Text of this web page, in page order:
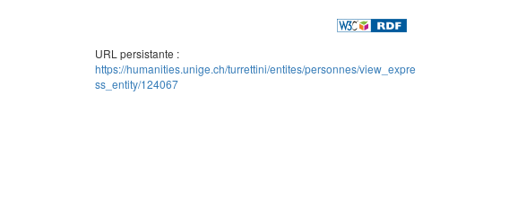
URL persistante :
https://humanities.unige.ch/turrettini/entites/personnes/view_expre
ss_entity/124067